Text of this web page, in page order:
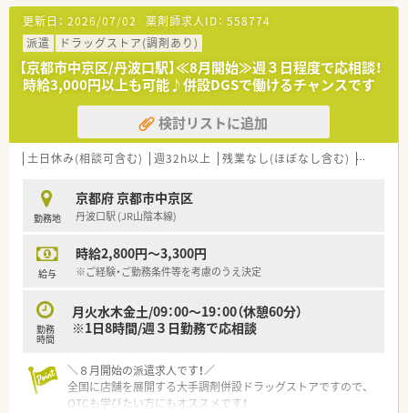
【募集背景と求める人物像について】
■今後の店舗体制の強化を見据えており、地域医療に貢献してく
ださる方の増員募集となります
■新しい知識やスキルを積極的に学ぶ意欲があり、ご自身の成長
のために努力できる方を歓迎します
■スタッフ同士で協力しながら業務を進めるため、チームワーク
を大切にできる協調性のある方を求めています
【こんな方が活躍中】
■産休・育休や時短勤務制度を有効に活用し、家庭とキャリアを
■手厚い教育制度のもとで一から着実に学び、薬剤師として成長
している未経験スタートの方もいます
■充実した研修制度や明確な評価制度を活用し、管理薬剤師など
【こんな方にオススメ】
時間を大切にしたい方におすすめです
■産休育休復帰率100%という実績があり、子育てに理解のある
職場で安心して働きたい方に最適です
とで長く働きたい方にぴったりです
更新日： 2026/07/02 薬剤師求人ID： 558774
派遣
ドラッグストア(調剤あり)
【京都市中京区/丹波口駅】≪8月開始≫週３日程度で応相談！
時給3,000円以上も可能♪併設DGSで働けるチャンスです
検討リストに追加
土日休み(相談可含む) 週32h以上 残業なし(ほぼなし含む) 転勤なし
勤務地
京都府 京都市中京区
丹波口駅 (JR山陰本線)
給与
時給2,800円～3,300円
※ご経験・ご勤務条件等を考慮のうえ決定
勤務
時間
月火水木金土/09：00～19：00（休憩60分）
※1日8時間/週３日勤務で応相談
＼８月開始の派遣求人です！／
全国に店舗を展開する大手調剤併設ドラッグストアですので、
OTCも学びたい方にもオススメです！